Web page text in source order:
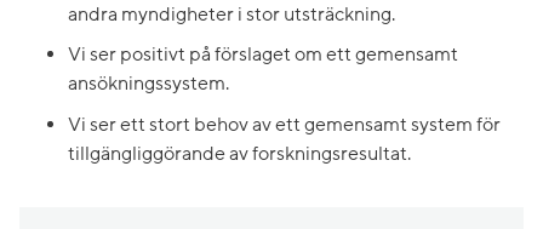
andra myndigheter i stor utsträckning.
Vi ser positivt på förslaget om ett gemensamt
ansökningssystem.
Vi ser ett stort behov av ett gemensamt system för
tillgängliggörande av forskningsresultat.